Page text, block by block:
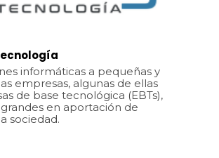
informáticas a pequeñas y
empresas, algunas de ellas
de base tecnológica (EBTs),
en aportación de
sociedad.